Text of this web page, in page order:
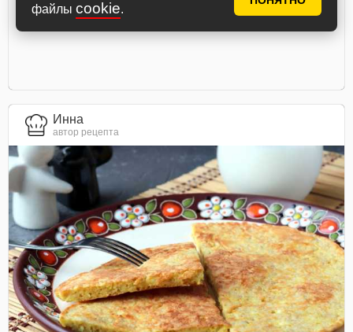
файлы cookie.
Инна
автор рецепта